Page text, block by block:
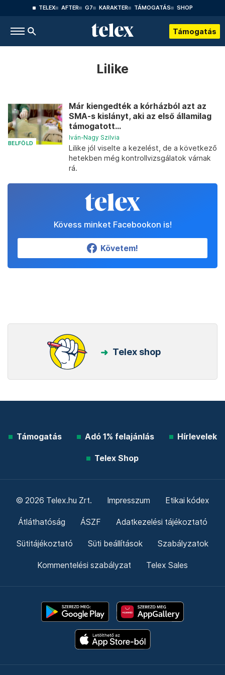
TELEX AFTER G7 KARAKTER TÁMOGATÁS SHOP
Támogatás
Lilike
BELFÖLD
Már kiengedték a kórházból azt az
SMA-s kislányt, aki az első államilag
támogatott...
Iván-Nagy Szilvia
Lilike jól viselte a kezelést, de a következő
hetekben még kontrollvizsgálatok várnak
rá.
Kövess minket Facebookon is!
Követem!
Telex shop
Támogatás Adó 1% felajánlás Hírlevelek
Telex Shop
© 2026 Telex.hu Zrt. Impresszum Etikai kódex
Átláthatóság ÁSZF Adatkezelési tájékoztató
Sütitájékoztató Süti beállítások Szabályzatok
Kommentelési szabályzat Telex Sales